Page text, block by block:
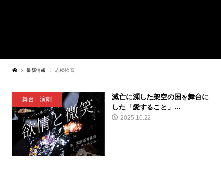
最新情報 赤松怜音
舞台・演劇
滅亡に瀕した架空の国を舞台に
した「愛すること」...
2025.10.22